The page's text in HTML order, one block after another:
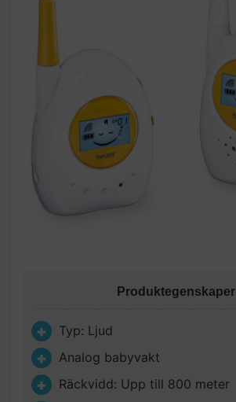
Produktegenskaper
Typ: Ljud
Analog babyvakt
Räckvidd: Upp till 800 meter